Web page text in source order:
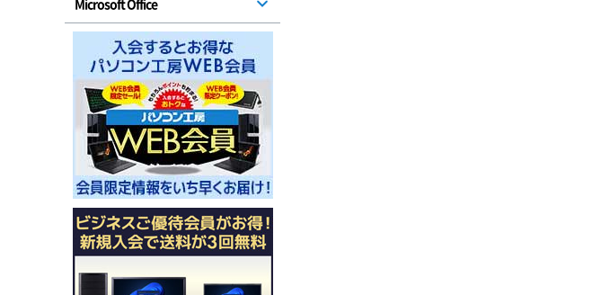
Microsoft Office